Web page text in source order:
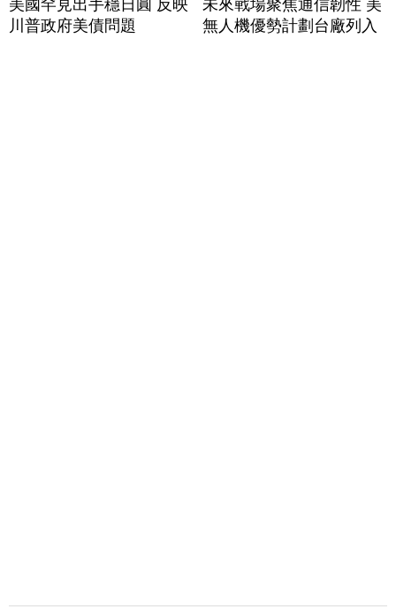
美國罕見出手穩日圓 反映
川普政府美債問題
未來戰場聚焦通信韌性 美
無人機優勢計劃台廠列入